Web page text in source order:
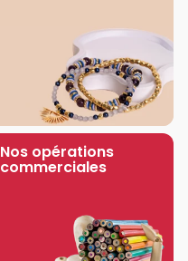
Nos opérations
commerciales